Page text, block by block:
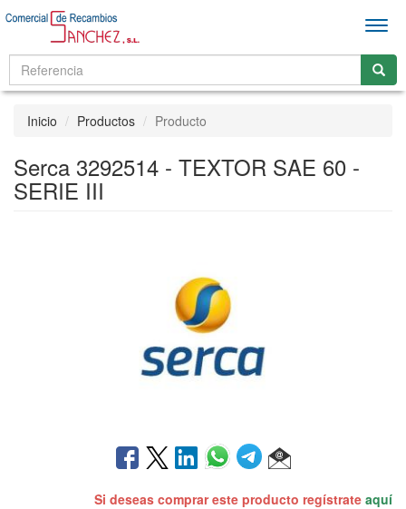
Inicio Productos Producto
Serca 3292514 - TEXTOR SAE 60 -
SERIE III
Si deseas comprar este producto regístrate aquí